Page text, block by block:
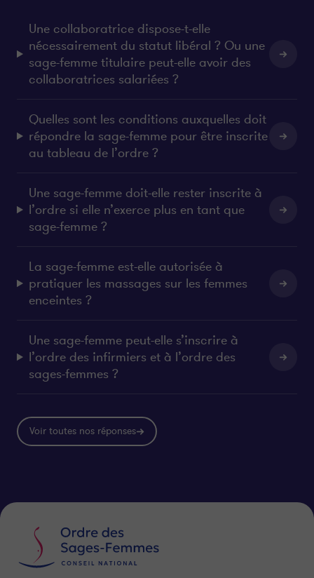
Voir toutes nos réponses
Une collaboratrice dispose-t-elle
nécessairement du statut libéral ? Ou une
sage-femme titulaire peut-elle avoir des
collaboratrices salariées ?
Quelles sont les conditions auxquelles doit
répondre la sage-femme pour être inscrite
au tableau de l’ordre ?
Une sage-femme doit-elle rester inscrite à
l’ordre si elle n’exerce plus en tant que
sage-femme ?
La sage-femme est-elle autorisée à
pratiquer les massages sur les femmes
enceintes ?
Une sage-femme peut-elle s’inscrire à
l’ordre des infirmiers et à l’ordre des
sages-femmes ?